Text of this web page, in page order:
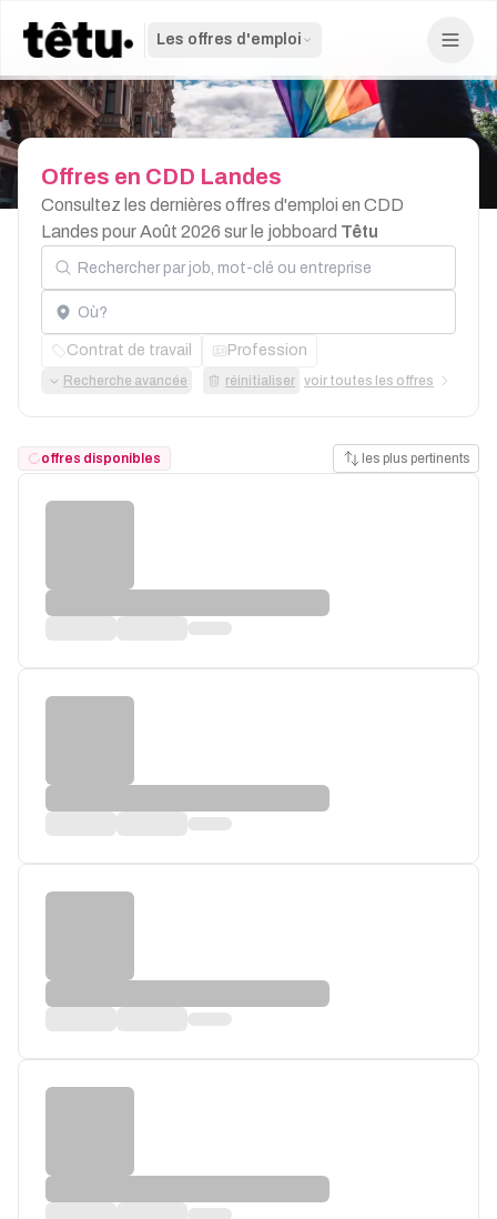
Les offres d'emploi
Offres en CDD Landes
Consultez les dernières offres d'emploi en CDD
Landes pour Août 2026 sur le jobboard Têtu
Rechercher par job, mot-clé ou entreprise
Localisation
Contrat de travail Profession
Recherche avancée réinitialiser voir toutes les offres
offres disponibles les plus pertinents